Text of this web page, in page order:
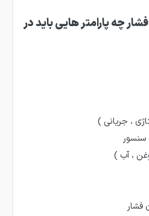
چه پارامتر هایی باید در
، جریانی )
سنسور
، آب )
فشار